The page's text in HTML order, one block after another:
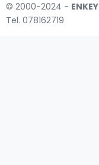
© 2000-2024 - ENKEY
Tel. 078162719